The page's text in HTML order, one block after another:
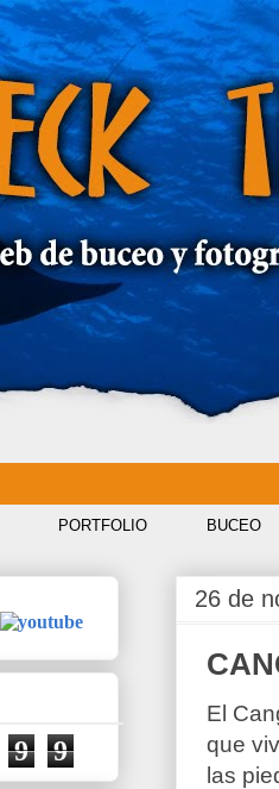
PORTFOLIO BUCEO
26 de
El
que
las
9 9